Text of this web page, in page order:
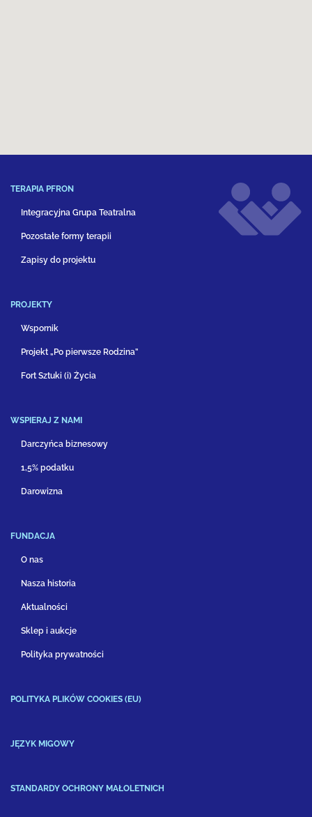
TERAPIA PFRON
Integracyjna Grupa Teatralna
Pozostałe formy terapii
Zapisy do projektu
PROJEKTY
Wspornik
Projekt „Po pierwsze Rodzina”
Fort Sztuki (i) Życia
WSPIERAJ Z NAMI
Darczyńca biznesowy
1,5% podatku
Darowizna
FUNDACJA
O nas
Nasza historia
Aktualności
Sklep i aukcje
Polityka prywatności
POLITYKA PLIKÓW COOKIES (EU)
JĘZYK MIGOWY
STANDARDY OCHRONY MAŁOLETNICH